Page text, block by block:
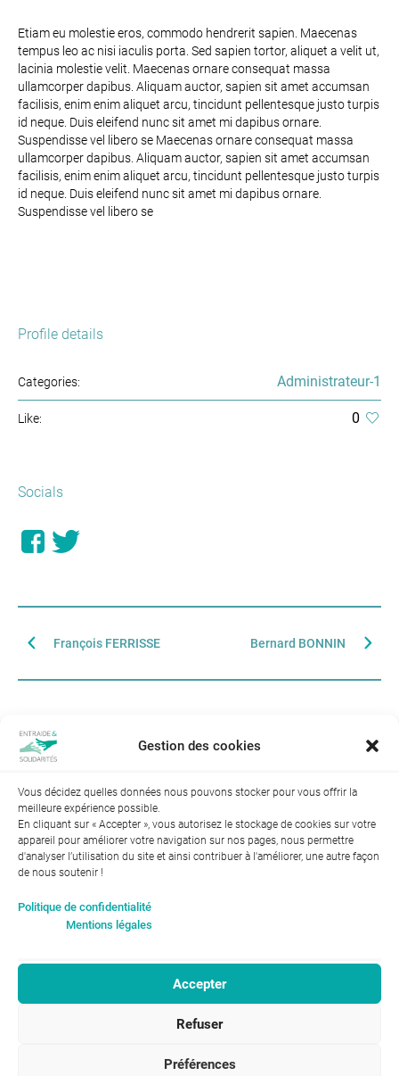
Gestion des cookies
Vous décidez quelles données nous pouvons stocker pour vous offrir la
meilleure expérience possible.
En cliquant sur « Accepter », vous autorisez le stockage de cookies sur votre
appareil pour améliorer votre navigation sur nos pages, nous permettre
d'analyser l’utilisation du site et ainsi contribuer à l'améliorer, une autre façon
de nous soutenir !
Politique de confidentialité
Mentions légales
Accepter
Refuser
Préférences
Etiam eu molestie eros, commodo hendrerit sapien. Maecenas
tempus leo ac nisi iaculis porta. Sed sapien tortor, aliquet a velit ut,
lacinia molestie velit. Maecenas ornare consequat massa
ullamcorper dapibus. Aliquam auctor, sapien sit amet accumsan
facilisis, enim enim aliquet arcu, tincidunt pellentesque justo turpis
id neque. Duis eleifend nunc sit amet mi dapibus ornare.
Suspendisse vel libero se Maecenas ornare consequat massa
ullamcorper dapibus. Aliquam auctor, sapien sit amet accumsan
facilisis, enim enim aliquet arcu, tincidunt pellentesque justo turpis
id neque. Duis eleifend nunc sit amet mi dapibus ornare.
Suspendisse vel libero se
Profile details
Categories: Administrateur-1
Like: 0
Socials
Bernard BONNIN
François FERRISSE
Share this profile?
femmes : 94
Entraide et Solidarités
46, avenue Gustave Eiffel
02 47 31 87 00
RGPD-Confidentialité|